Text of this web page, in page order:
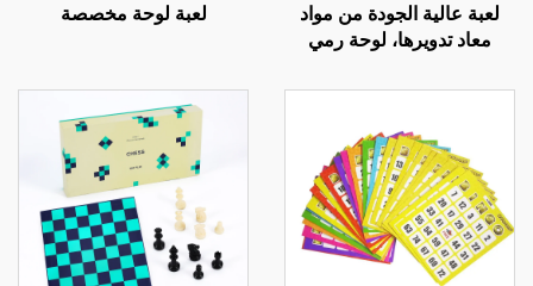
لعبة عالية الجودة من مواد
معاد تدويرها، لوحة رمي
للأطفال، لعبة أهداف آمنة
لعبة لوحة مخصصة